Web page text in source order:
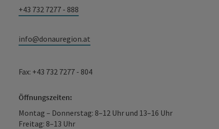
+43 732 7277 - 888
info@donauregion.at
Fax: +43 732 7277 - 804
Öffnungszeiten:
Montag – Donnerstag: 8–12 Uhr und 13–16 Uhr
Freitag: 8–13 Uhr